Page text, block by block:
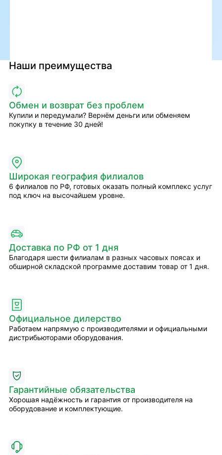
Наши преимущества
Обмен и возврат без проблем
Купили и передумали? Вернём деньги или обменяем
покупку в течение 30 дней!
Широкая география филиалов
6 филиалов по РФ, готовых оказать полный комплекс услуг
под ключ на высочайшем уровне.
Доставка по РФ от 1 дня
Благодаря шести филиалам в разных часовых поясах и
обширной складской программе доставим товар от 1 дня.
Официальное дилерство
Работаем напрямую с производителями и официальными
дистрибьюторами оборудования.
Гарантийные обязательства
Хорошая надёжность и гарантия от производителя на
оборудование и комплектующие.